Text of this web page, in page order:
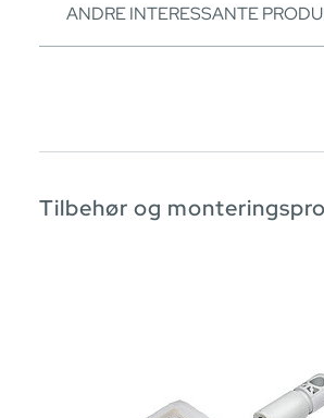
ANDRE INTERESSANTE
Tilbehør og